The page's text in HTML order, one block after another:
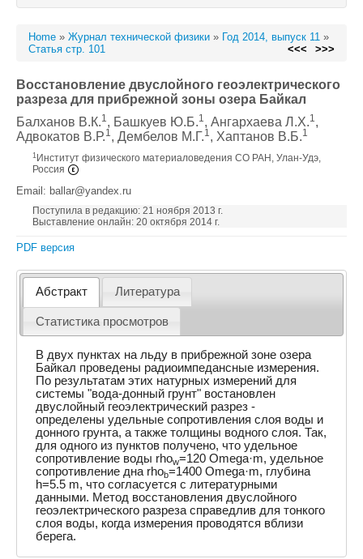
Home » Журнал технической физики » Год 2014, выпуск 11 »
Статья стр. 101
<<< >>>
Восстановление двуслойного геоэлектрического
разреза для прибрежной зоны озера Байкал
Балханов В.К.1, Башкуев Ю.Б.1, Ангархаева Л.Х.1,
Адвокатов В.Р.1, Дембелов М.Г.1, Хаптанов В.Б.1
1 Институт физического материаловедения СО РАН, Улан-Удэ,
Россия
Email: ballar@yandex.ru
Поступила в редакцию: 21 ноября 2013 г.
Выставление онлайн: 20 октября 2014 г.
PDF версия
Абстракт Литература
Статистика просмотров
В двух пунктах на льду в прибрежной зоне озера
Байкал проведены радиоимпедансные измерения.
По результатам этих натурных измерений для
системы "вода-донный грунт" востановлен
двуслойный геоэлектрический разрез -
определены удельные сопротивления слоя воды и
донного грунта, а также толщины водного слоя. Так,
для одного из пунктов получено, что удельное
сопротивление воды rhow=120 Omega·m, удельное
сопротивление дна rhob=1400 Omega·m, глубина
h=5.5 m, что согласуется с литературными
данными. Метод восстановления двуслойного
геоэлектрического разреза справедлив для тонкого
слоя воды, когда измерения проводятся вблизи
берега.